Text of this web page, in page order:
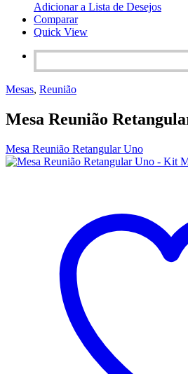
Adicionar a Lista de Desejos
Comparar
Quick View
Mesas, Reunião
Mesa Reunião
Mesa Reunião Retangular Uno